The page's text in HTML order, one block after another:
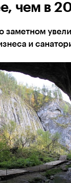
чем в
заметном
и